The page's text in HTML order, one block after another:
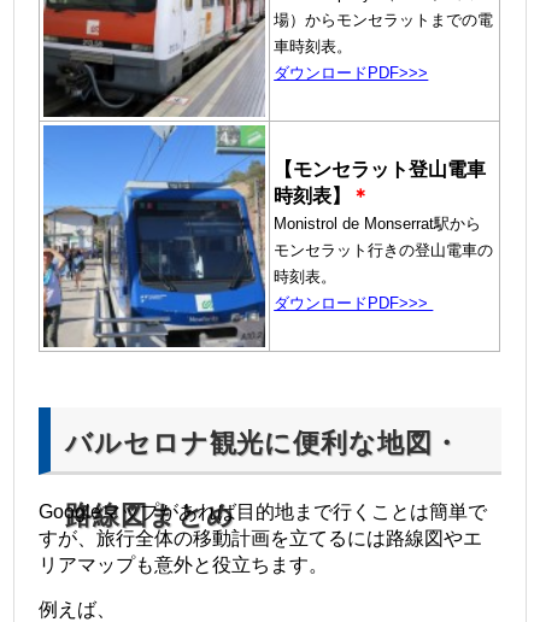
場）からモンセラットまでの電
車時刻表。
ダウンロードPDF>>>
【モンセラット登山電車
時刻表】
＊
Monistrol de Monserrat駅から
モンセラット行きの登山電車の
時刻表。
ダウンロードPDF>>>
バルセロナ観光に便利な地図・
路線図まとめ
Googleマップがあれば目的地まで行くことは簡単で
すが、旅行全体の移動計画を立てるには路線図やエ
リアマップも意外と役立ちます。
例えば、